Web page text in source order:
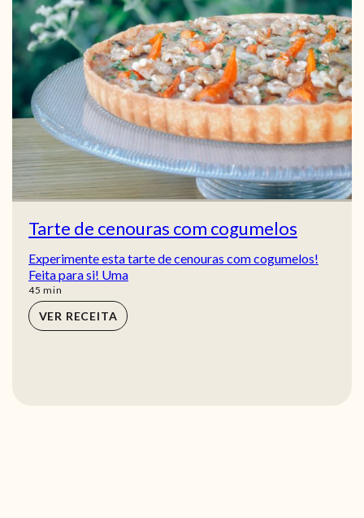
Tarte de cenouras com cogumelos
Experimente esta tarte de cenouras com cogumelos!
Feita para si! Uma
45 min
min
VER RECEITA